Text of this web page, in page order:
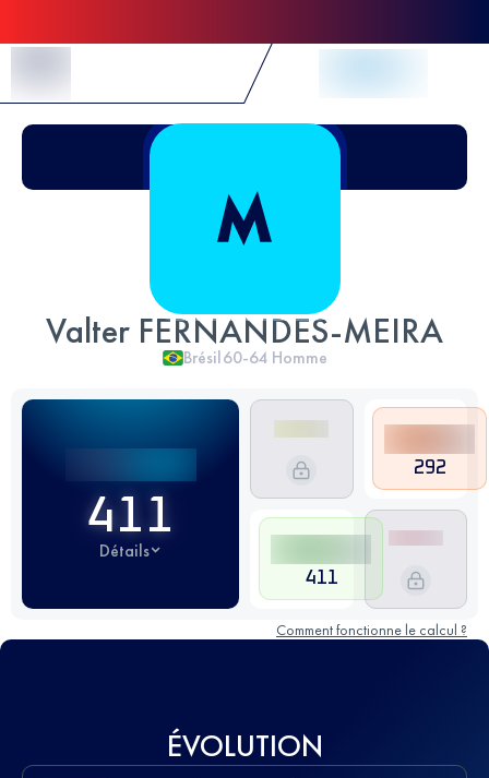
Valter FERNANDES-MEIRA
Brésil60-64 Homme
411
Détails
292
411
Comment fonctionne le calcul ?
ÉVOLUTION